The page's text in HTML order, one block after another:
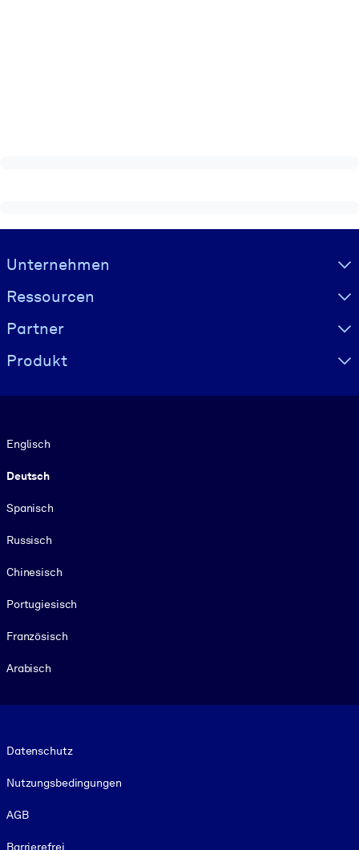
Visually hidden Text
Unternehmen
Ressourcen
Partner
Produkt
Englisch
Deutsch
Spanisch
Russisch
Chinesisch
Portugiesisch
Französisch
Arabisch
Datenschutz
Nutzungsbedingungen
AGB
Barrierefrei